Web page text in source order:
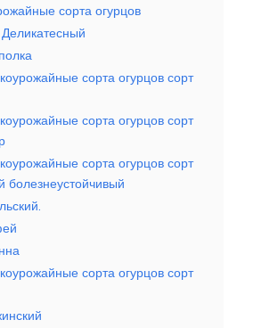
сорта огурцов
сорта огурцов сорт
сорта огурцов сорт
сорта огурцов сорт
болезнеустойчивый
сорта огурцов сорт